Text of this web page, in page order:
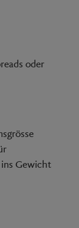
oder
Gewicht